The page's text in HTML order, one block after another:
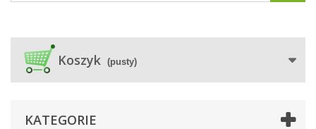
Koszyk (pusty)
KATEGORIE